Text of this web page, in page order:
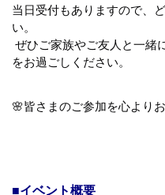
当日受付もありますので、
い。
をお過ごしください。
🌸皆さまのご参加を心より
■イベント概要